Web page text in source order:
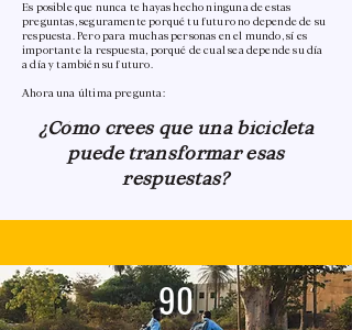
Es posible que nunca te hayas hecho ninguna de estas
preguntas, seguramente porqué tu futuro no depende de su
respuesta. Pero para muchas personas en el mundo, sí es
importante la respuesta, porqué de cual sea depende su día
a día y también su futuro.
​​​Ahora una última pregunta:
¿Cómo crees que una bicicleta
puede transformar esas
respuestas?
90